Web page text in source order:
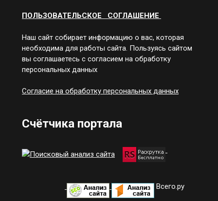
ПОЛЬЗОВАТЕЛЬСКОЕ СОГЛАШЕНИЕ
Наш сайт собирает информацию о вас, которая
необходима для работы сайта. Пользуясь сайтом
вы соглашаетесь с согласием на обработку
персональных данных
Согласие на обработку персональных данных
Счётчика портала
Всего.ру